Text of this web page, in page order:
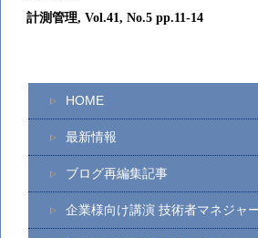
計測管理, Vol.41, No.5 pp.11-14
HOME
最新情報
ブログ再編集記事
企業様向け講演 技術者マネジャ